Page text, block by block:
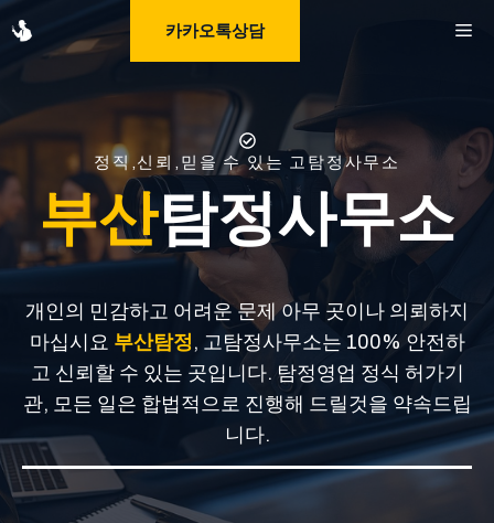
to
카카오톡상담
정직,신뢰,믿을 수 있는 고탐정사무소
부산탐정사무소
개인의 민감하고 어려운 문제 아무 곳이나 의뢰하지
마십시요 부산탐정 , 고탐정사무소는 100% 안전하
고 신뢰할 수 있는 곳입니다. 탐정영업 정식 허가기
관, 모든 일은 합법적으로 진행해 드릴것을 약속드립
니다.